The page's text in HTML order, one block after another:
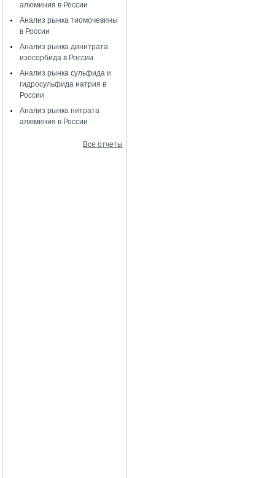
алюминия в России
Анализ рынка тиомочевины
в России
Анализ рынка динитрата
изосорбида в России
Анализ рынка сульфида и
гидросульфида натрия в
России
Анализ рынка нитрата
алюминия в России
Все отчеты